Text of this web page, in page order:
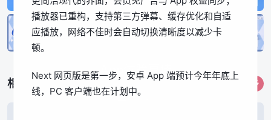
App体验更佳
立即下载
相关作品 更多
播放器已重构，支持第三方弹幕、缓存优化和自适
应播放，网络不佳时会自动切换清晰度以减少卡
顿。
Next 网页版是第一步，安卓 App 端预计今年年底上
线，PC 客户端也在计划中。